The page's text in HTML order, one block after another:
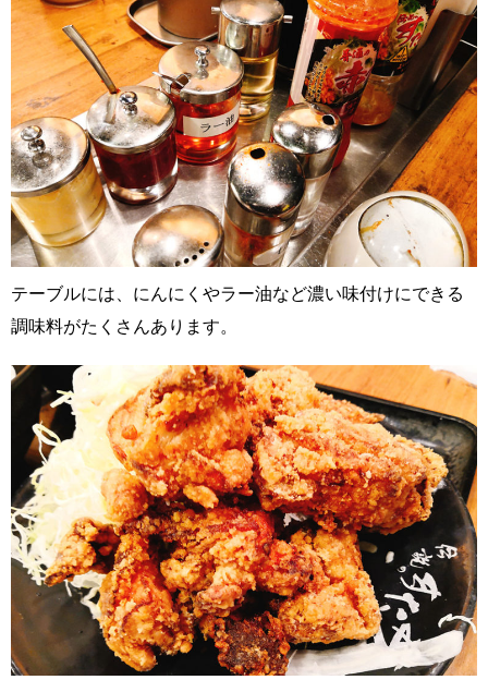
テーブルには、にんにくやラー油など濃い味付けにできる
調味料がたくさんあります。